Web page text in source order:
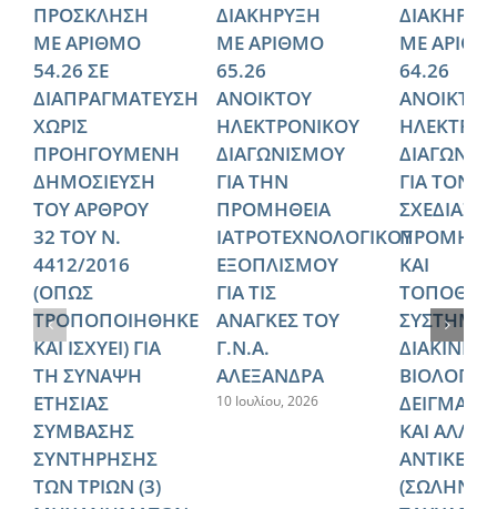
ΠΡΟΣΚΛΗΣΗ
ΜΕ ΑΡΙΘΜΟ
54.26 ΣΕ
ΔΙΑΠΡΑΓΜΑΤΕΥΣΗ
ΧΩΡΙΣ
ΠΡΟΗΓΟΥΜΕΝΗ
ΔΗΜΟΣΙΕΥΣΗ
ΤΟΥ ΑΡΘΡΟΥ
32 ΤΟΥ Ν.
4412/2016
(ΟΠΩΣ
ΤΡΟΠΟΠΟΙΗΘΗΚΕ
ΚΑΙ ΙΣΧΥΕΙ) ΓΙΑ
ΤΗ ΣΥΝΑΨΗ
ΕΤΗΣΙΑΣ
ΣΥΜΒΑΣΗΣ
ΣΥΝΤΗΡΗΣΗΣ
ΤΩΝ ΤΡΙΩΝ (3)
ΔΙΑΚΗΡΥΞΗ
ΜΕ ΑΡΙΘΜΟ
65.26
ΑΝΟΙΚΤΟΥ
ΗΛΕΚΤΡΟΝΙΚΟΥ
ΔΙΑΓΩΝΙΣΜΟΥ
ΓΙΑ ΤΗΝ
ΠΡΟΜΗΘΕΙΑ
ΙΑΤΡΟΤΕΧΝΟΛΟΓΙΚΟΥ
ΕΞΟΠΛΙΣΜΟΥ
ΓΙΑ ΤΙΣ
ΑΝΑΓΚΕΣ ΤΟΥ
Γ.Ν.Α.
ΑΛΕΞΑΝΔΡΑ
10 Ιουλίου, 2026
ΜΕ
64.26
ΑΝΟΙΚΤΟΥ
ΓΙΑ ΤΟΝ
ΚΑΙ
ΚΑΙ